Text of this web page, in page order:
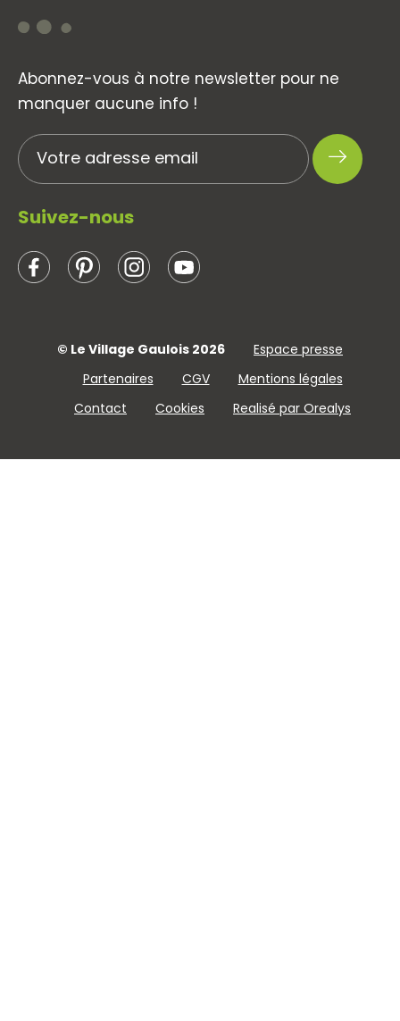
Abonnez-vous à notre newsletter pour ne
manquer aucune info !
Suivez-nous
© Le Village Gaulois 2026
Espace presse
Partenaires
CGV
Mentions légales
Contact
Cookies Realisé par Orealys